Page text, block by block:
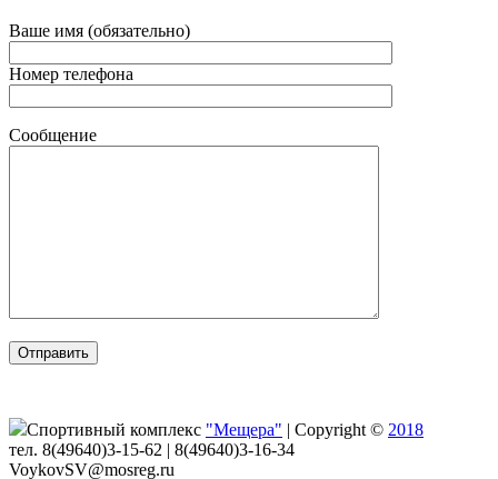
Ваше имя (обязательно)
Номер телефона
Сообщение
Спортивный комплекс "Мещера" | Copyright © 2018
тел. 8(49640)3-15-62 | 8(49640)3-16-34
VoykovSV@mosreg.ru